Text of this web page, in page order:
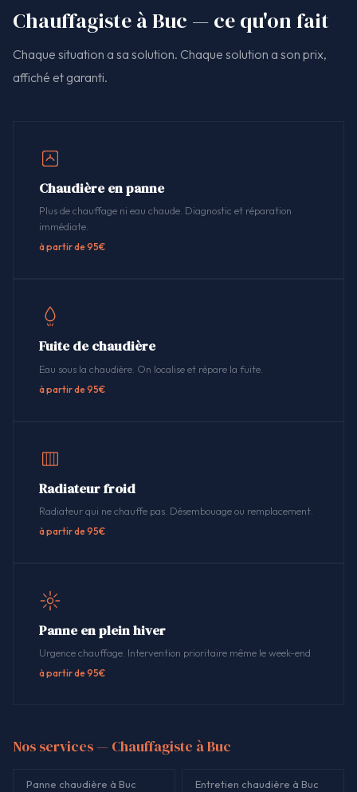
Chauffagiste à Buc — ce qu'on fait
Chaque situation a sa solution. Chaque solution a son prix,
affiché et garanti.
Chaudière en panne
Plus de chauffage ni eau chaude. Diagnostic et réparation
immédiate.
à partir de 95€
Fuite de chaudière
Eau sous la chaudière. On localise et répare la fuite.
à partir de 95€
Radiateur froid
Radiateur qui ne chauffe pas. Désembouage ou remplacement.
à partir de 95€
Panne en plein hiver
Urgence chauffage. Intervention prioritaire même le week-end.
à partir de 95€
Nos services — Chauffagiste à Buc
Panne chaudière à Buc Entretien chaudière à Buc